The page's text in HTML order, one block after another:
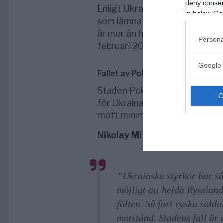
deny
in below
Google
Enligt Ukrainas riksåklagare
som lämnat sina förband
är mer än hälften av alla
februari 2022.
Fallet av Pokrovsk blott en
Staden Pokrovsk, som en
för Ukrainas kris. Ryska
mött minimalt motstånd.
Nikolay Mitrokhin
, forskare
”Ukrainska styrkor har
möjligt att hejda
fälten. Så fort ryska
motstånd. Stadens fall är